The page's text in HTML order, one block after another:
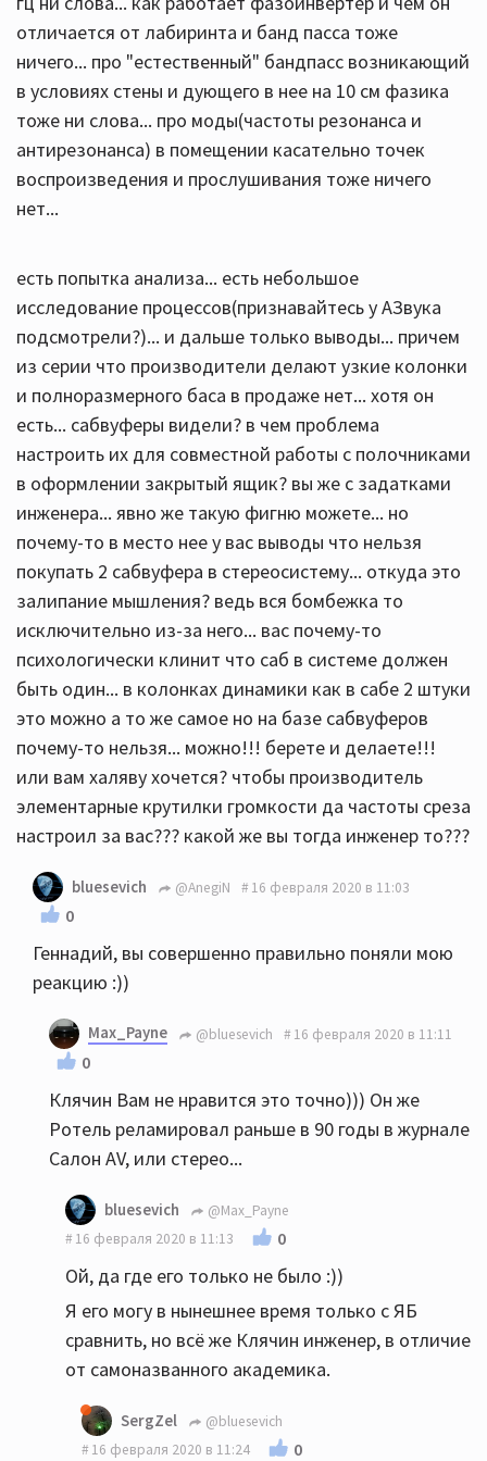
отличается от лабиринта и банд пасса тоже
ничего... про "естественный" бандпасс возникающий
в условиях стены и дующего в нее на 10 см фазика
тоже ни слова... про моды(частоты резонанса и
антирезонанса) в помещении касательно точек
воспроизведения и прослушивания тоже ничего
нет...
есть попытка анализа... есть небольшое
исследование процессов(признавайтесь у АЗвука
подсмотрели?)... и дальше только выводы... причем
из серии что производители делают узкие колонки
и полноразмерного баса в продаже нет... хотя он
есть... сабвуферы видели? в чем проблема
настроить их для совместной работы с полочниками
в оформлении закрытый ящик? вы же с задатками
инженера... явно же такую фигню можете... но
почему-то в место нее у вас выводы что нельзя
покупать 2 сабвуфера в стереосистему... откуда это
залипание мышления? ведь вся бомбежка то
исключительно из-за него... вас почему-то
психологически клинит что саб в системе должен
быть один... в колонках динамики как в сабе 2 штуки
это можно а то же самое но на базе сабвуферов
почему-то нельзя... можно!!! берете и делаете!!!
или вам халяву хочется? чтобы производитель
элементарные крутилки громкости да частоты среза
настроил за вас??? какой же вы тогда инженер то???
bluesevich @AnegiN 16 февраля 2020 в 11:03
0
Геннадий, вы совершенно правильно поняли мою
реакцию :))
Max_Payne @bluesevich 16 февраля 2020 в 11:11
0
Клячин Вам не нравится это точно))) Он же
Ротель реламировал раньше в 90 годы в журнале
Салон AV, или стерео...
bluesevich
@Max_Payne
16 февраля 2020 в 11:13
0
Ой, да где его только не было :))
Я его могу в нынешнее время только с ЯБ
сравнить, но всё же Клячин инженер, в отличие
от самоназванного академика.
SergZel
@bluesevich
16 февраля 2020 в 11:24
0